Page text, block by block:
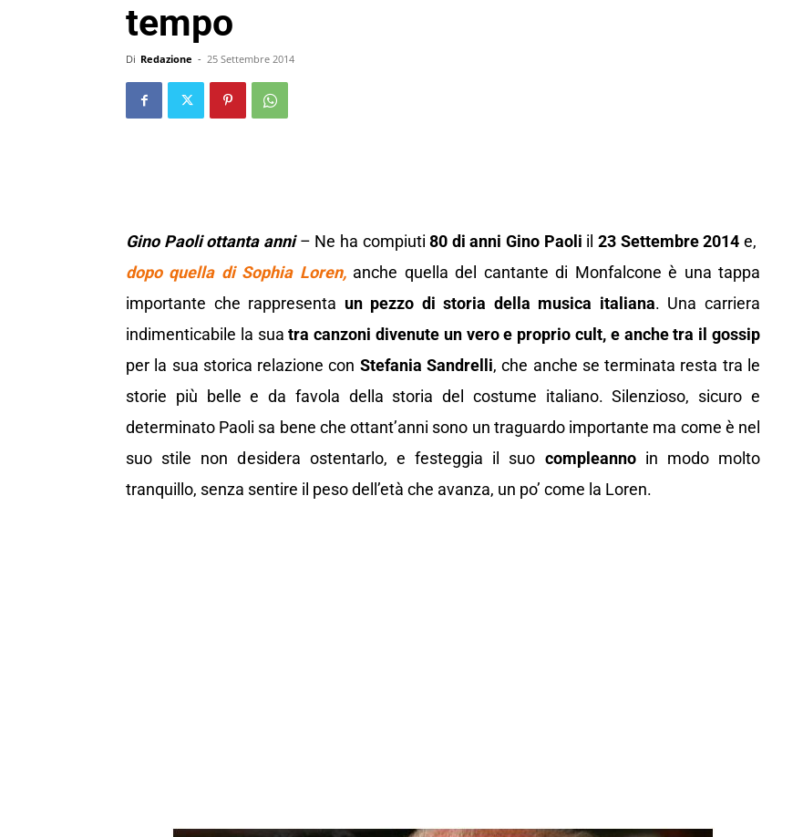
tempo
Di Redazione - 25 Settembre 2014
Gino Paoli ottanta anni– Ne ha compiuti80 di anni Gino Paoli il23 Settembre 2014 e,
dopo quella di Sophia Loren,anche quella del cantante di Monfalcone è una tappa
importante che rappresenta un pezzo di storia della musica italiana. Una carriera
indimenticabile la suatra canzoni divenute un vero e proprio cult, e anche tra il gossip
per la sua storica relazione con Stefania Sandrelli, che anche se terminata resta tra le
storie più belle e da favola della storia del costume italiano. Silenzioso, sicuro e
determinato Paoli sa bene che ottant’anni sono un traguardo importante ma come è nel
suo stile non desidera ostentarlo, e festeggia il suo compleannoin modo molto
tranquillo, senza sentire il peso dell’età che avanza, un po’ come la Loren.